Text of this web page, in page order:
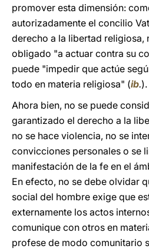
promover esta dimensión:
autorizadamente el concilio
derecho a la libertad religiosa,
obligado "a actuar contra su
puede "impedir que actúe
todo en materia religiosa" (ib.).
Ahora bien, no se puede
garantizado el derecho a la
no se hace violencia, no se
convicciones personales o se
manifestación de la fe en el
En efecto, no se debe olvidar
social del hombre exige que
externamente los actos
comunique con otros en
profese de modo comunitario